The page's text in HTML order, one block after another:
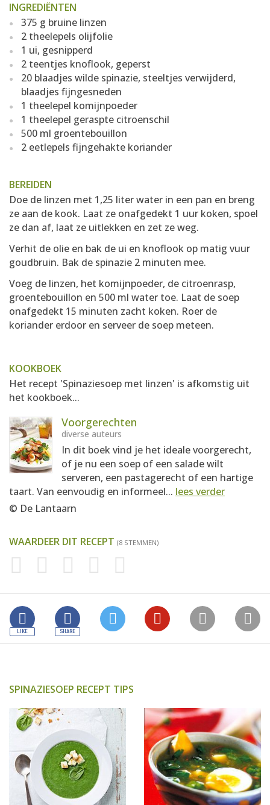
INGREDIËNTEN
375 g bruine linzen
2 theelepels olijfolie
1 ui, gesnipperd
2 teentjes knoflook, geperst
20 blaadjes wilde spinazie, steeltjes verwijderd,
blaadjes fijngesneden
1 theelepel komijnpoeder
1 theelepel geraspte citroenschil
500 ml groentebouillon
2 eetlepels fijngehakte koriander
BEREIDEN
Doe de linzen met 1,25 liter water in een pan en breng
ze aan de kook. Laat ze onafgedekt 1 uur koken, spoel
ze dan af, laat ze uitlekken en zet ze weg.
Verhit de olie en bak de ui en knoflook op matig vuur
goudbruin. Bak de spinazie 2 minuten mee.
Voeg de linzen, het komijnpoeder, de citroenrasp,
groentebouillon en 500 ml water toe. Laat de soep
onafgedekt 15 minuten zacht koken. Roer de
koriander erdoor en serveer de soep meteen.
KOOKBOEK
Het recept 'Spinaziesoep met linzen' is afkomstig uit
het kookboek...
Voorgerechten
diverse auteurs
In dit boek vind je het ideale voorgerecht,
of je nu een soep of een salade wilt
serveren, een pastagerecht of een hartige
taart. Van eenvoudig en informeel... lees verder
© De Lantaarn
WAARDEER DIT RECEPT (8 STEMMEN)
SPINAZIESOEP RECEPT TIPS